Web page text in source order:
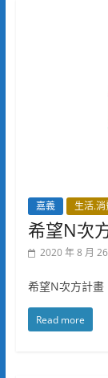
嘉義 生活.消
希望N次
2020 年 8 月
希望N次方計
Read more